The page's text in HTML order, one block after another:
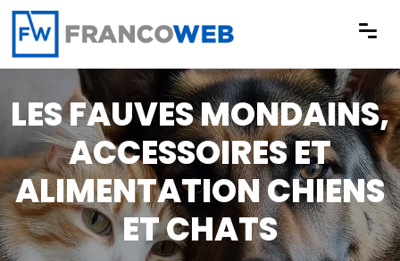
Panneau de gestion des cookies
LES FAUVES MONDAINS,
ACCESSOIRES ET
ALIMENTATION CHIENS
ET CHATS